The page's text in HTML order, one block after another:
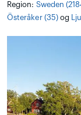
Region: Sweden
Österåker (35)og